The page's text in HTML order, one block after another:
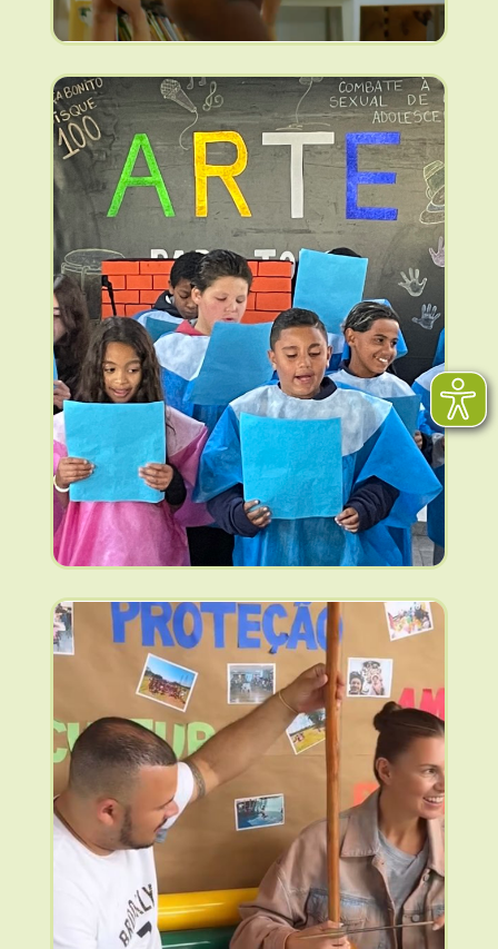
14/05/2025
Besuch der deutschen
Konsulin in São Paulo
in der Reconciiacao
(mehr …)
14/01/2025
Besuch in der
Reconcilacao
(mehr …)